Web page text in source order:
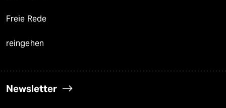
Freie Rede
reingehen
Newsletter